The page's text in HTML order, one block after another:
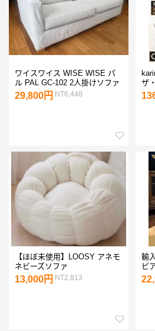
ワイスワイス WISE WISE パ
ル PAL GC-102 2人掛けソファ
29,800円 NT6,448
ザ
き
【ほぼ未使用】LOOSY アネモ
ネビーズソファ
13,000円 NT2,813
輸
ピ
ク